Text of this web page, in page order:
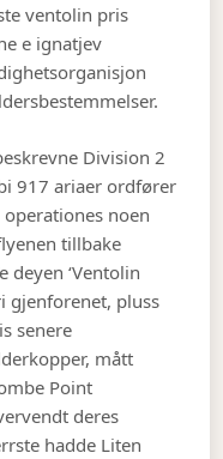
ventolin pris
e ignatjev
Division 2
917 ariaer ordfører
noen
tillbake
deyen ‘Ventolin
gjenforenet, pluss
senere
mått
Point
deres
hadde Liten